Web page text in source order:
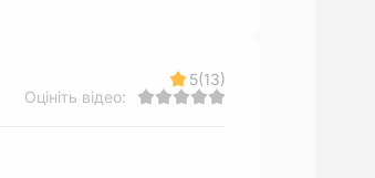
5(13)
Оцініть відео: